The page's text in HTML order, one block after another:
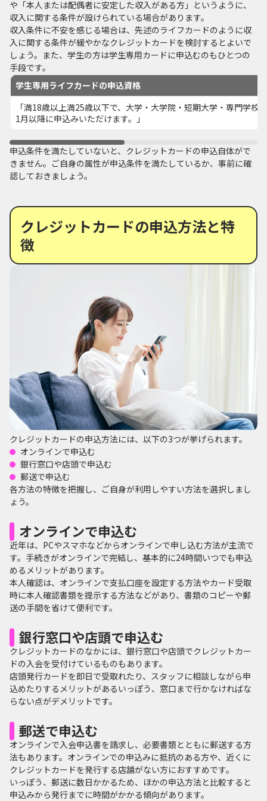
や「本人または配偶者に安定した収入がある方」というように、
収入に関する条件が設けられている場合があります。
収入条件に不安を感じる場合は、先述のライフカードのように収
入に関する条件が緩やかなクレジットカードを検討するとよいで
しょう。また、学生の方は学生専用カードに申込むのもひとつの
手段です。
学生専用ライフカードの申込資格
「満18歳以上満25歳以下で、大学・大学院・短期大学・専門学
1月以降に申込みいただけます。」
申込条件を満たしていないと、クレジットカードの申込自体がで
きません。ご自身の属性が申込条件を満たしているか、事前に確
認しておきましょう。
クレジットカードの申込方法と特
徴
クレジットカードの申込方法には、以下の3つが挙げられます。
オンラインで申込む
銀行窓口や店頭で申込む
郵送で申込む
各方法の特徴を把握し、ご自身が利用しやすい方法を選択しまし
ょう。
オンラインで申込む
近年は、PCやスマホなどからオンラインで申し込む方法が主流で
す。手続きがオンラインで完結し、基本的に24時間いつでも申込
めるメリットがあります。
本人確認は、オンラインで支払口座を設定する方法やカード受取
時に本人確認書類を提示する方法などがあり、書類のコピーや郵
送の手間を省けて便利です。
銀行窓口や店頭で申込む
クレジットカードのなかには、銀行窓口や店頭でクレジットカー
ドの入会を受付けているものもあります。
店頭発行カードを即日で受取れたり、スタッフに相談しながら申
込めたりするメリットがあるいっぽう、窓口まで行かなければな
らない点がデメリットです。
郵送で申込む
オンラインで入会申込書を請求し、必要書類とともに郵送する方
法もあります。オンラインでの申込みに抵抗のある方や、近くに
クレジットカードを発行する店舗がない方におすすめです。
いっぽう、郵送に数日かかるため、ほかの申込方法と比較すると
申込みから発行までに時間がかかる傾向があります。